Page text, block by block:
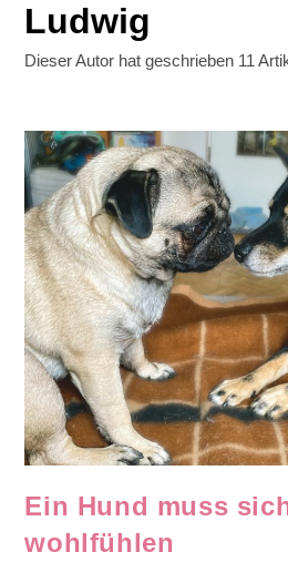
Ludwig
Dieser Autor hat geschrieben 11
Ein Hund muss
wohlfühlen